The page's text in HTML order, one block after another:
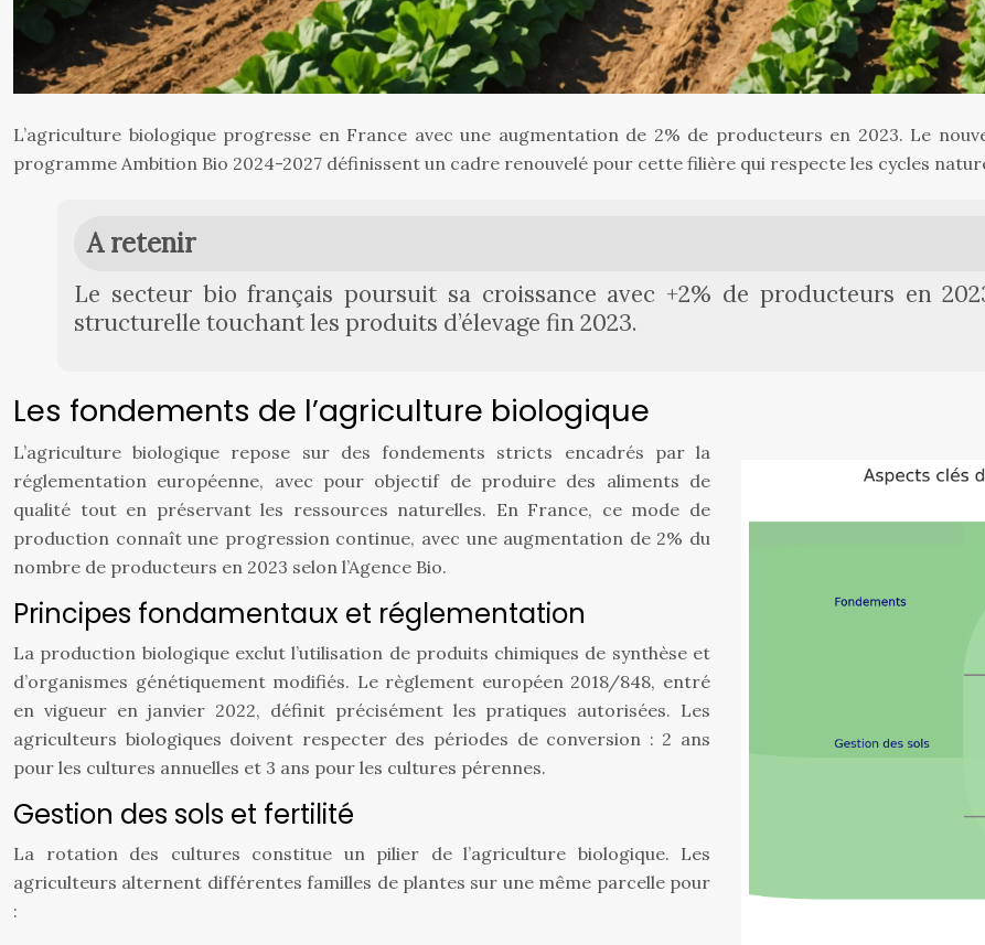
L’agriculture biologique progresse en France avec une augmentation de 2% de producteurs en 2023. Le
programme Ambition Bio 2024-2027 définissent un cadre renouvelé pour cette filière qui respecte les cycles
A retenir
Le secteur bio français poursuit sa croissance avec +2% de producteurs en
structurelle touchant les produits d’élevage fin 2023.
Les fondements de l’agriculture biologique
L’agriculture biologique repose sur des fondements stricts encadrés par la
réglementation européenne, avec pour objectif de produire des aliments de
qualité tout en préservant les ressources naturelles. En France, ce mode de
production connaît une progression continue, avec une augmentation de 2% du
nombre de producteurs en 2023 selon l’Agence Bio.
Principes fondamentaux et réglementation
La production biologique exclut l’utilisation de produits chimiques de synthèse et
d’organismes génétiquement modifiés. Le règlement européen 2018/848, entré
en vigueur en janvier 2022, définit précisément les pratiques autorisées. Les
agriculteurs biologiques doivent respecter des périodes de conversion : 2 ans
pour les cultures annuelles et 3 ans pour les cultures pérennes.
Gestion des sols et fertilité
La rotation des cultures constitue un pilier de l’agriculture biologique. Les
agriculteurs alternent différentes familles de plantes sur une même parcelle pour
: